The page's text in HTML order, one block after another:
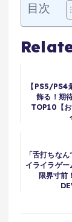
目次
【PS5/PS4
飾る！期
TOP10【
「舌打ちな
イライラゲ
限界寸前